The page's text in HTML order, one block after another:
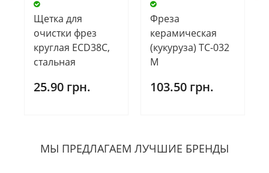
Щетка для
очистки фрез
круглая ECD38C,
стальная
25.90 грн.
Фреза
керамическая
(кукуруза) TC-032
М
103.50 грн.
МЫ ПРЕДЛАГАЕМ ЛУЧШИЕ БРЕНДЫ